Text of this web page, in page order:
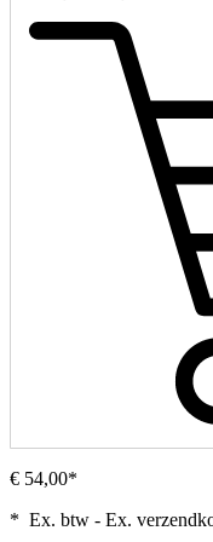
€ 54,00*
* Ex. btw - Ex.